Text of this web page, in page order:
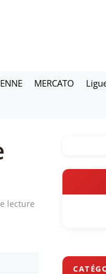
MERCATO
lecture